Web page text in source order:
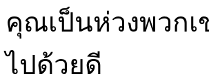
คุณเป็นห่วงพวก
ไปด้วยดี